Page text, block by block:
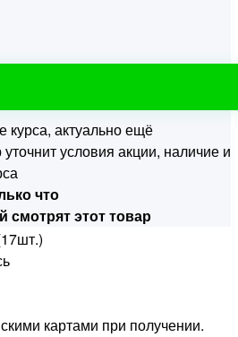
курса, актуально ещё
условия акции, наличие и
что
смотрят этот товар
картами при получении.